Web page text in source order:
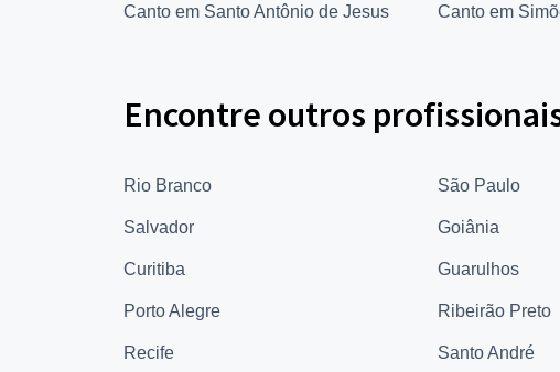
Canto em Santo Antônio de Jesus Canto em
Encontre outros
Rio Branco São Paulo
Salvador Goiânia
Curitiba Guarulhos
Porto Alegre Ribeirão Preto
Recife Santo André